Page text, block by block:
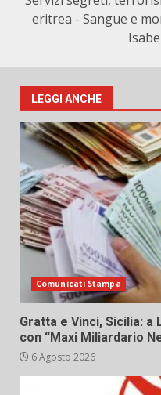
eritrea - Sangue e
LEGGI ANCHE
Comunicati Stampa
Gratta e Vinci, Sicilia: a
con “Maxi Miliardario
6 Agosto 2026